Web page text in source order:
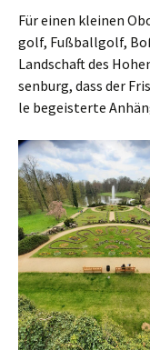
Für einen klei­nen
golf, Fuß­ball­golf,
Land­schaft des
sen­burg, dass der
le begeis­ter­te